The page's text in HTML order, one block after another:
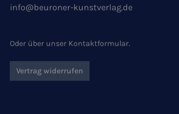
info@beuroner-kunstverlag.de
Oder über unser Kontaktformular.
Vertrag widerrufen